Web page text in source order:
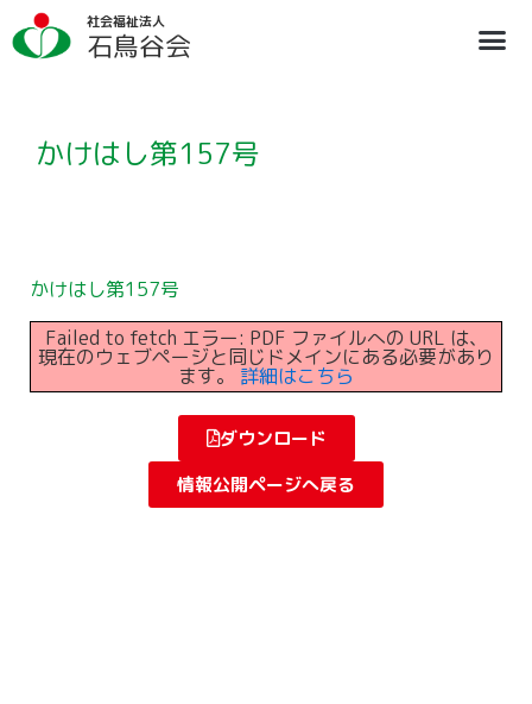
容
を
社会福祉法人
石鳥谷会
かけはし第157号
かけはし第157号
Failed to fetch エラー: PDF ファイルへの URL は、
現在のウェブページと同じドメインにある必要があり
ます。 詳細はこちら
ダウンロード
情報公開ページへ戻る